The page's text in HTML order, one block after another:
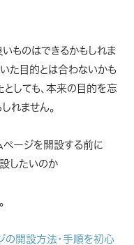
ものはできるかもしれま
た目的とは合わないかも
しても、本来の目的を忘
れません。
ページを開設する前に
したいのか
の開設方法・手順を初心